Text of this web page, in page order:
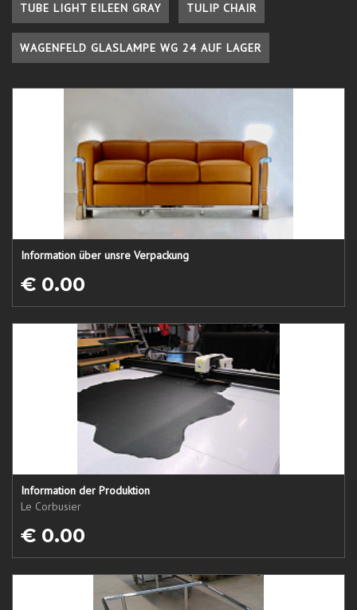
TUBE LIGHT EILEEN GRAY TULIP CHAIR
WAGENFELD GLASLAMPE WG 24 AUF LAGER
Information über unsre Verpackung
€ 0.00
Information der Produktion
Le Corbusier
€ 0.00